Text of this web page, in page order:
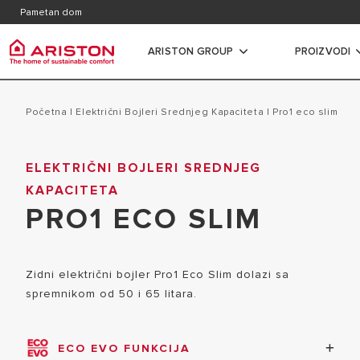
Pametan dom
ARISTON GROUP
Ariston Group
GRUPA
PROIZVODI
proizvodi | kategorija
GRIJALICE VODE
PLINSKI BOJLERI
DIZALICE TOPLINE
VENTILOKONVEKTORI
TERMOREGULACIJA
Početna | Električni Bojleri Srednjeg Kapaciteta | pro1 eco slim
ELEKTRIČNI BOJLERI SREDNJEG
KAPACITETA
PRO1 ECO SLIM
Zidni električni bojler Pro1 Eco Slim dolazi sa
spremnikom od 50 i 65 litara.
ECO EVO FUNKCIJA